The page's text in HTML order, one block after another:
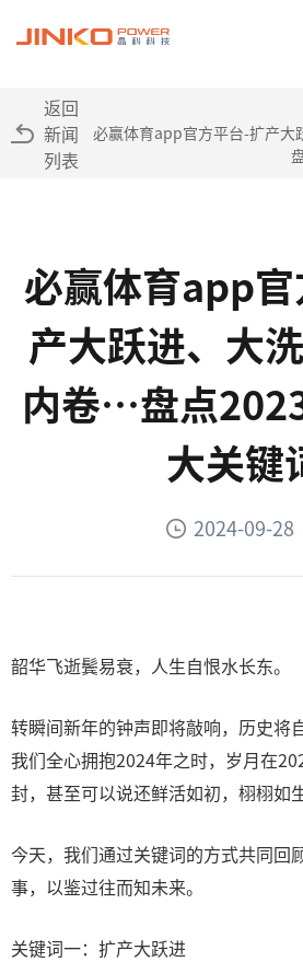
返回
新闻
列表
必赢体育app官方平台-扩产
必赢体育app
产大跃进、大
内卷…盘点
大关键
2024-09-28
韶华飞逝鬓易衰，人生自恨水长东。
转瞬间新年的钟声即将敲响，历史将
我们全心拥抱2024年之时，岁月在
封，甚至可以说还鲜活如初，栩栩如生
今天，我们通过关键词的方式共同回
事，以鉴过往而知未来。
关键词一：扩产大跃进